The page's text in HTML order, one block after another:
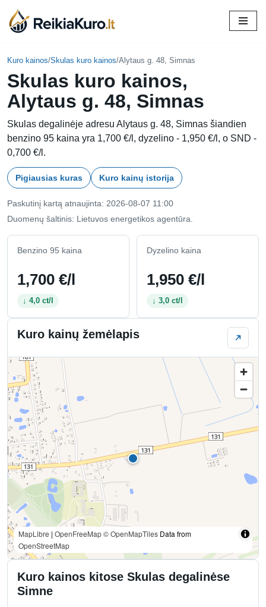
Skip
content
Kuro kainos/Skulas kuro kainos/Alytaus g. 48, Simnas
Skulas kuro kainos,
Alytaus g. 48, Simnas
Skulas degalinėje adresu Alytaus g. 48, Simnas šiandien
benzino 95 kaina yra 1,700 €/l, dyzelino - 1,950 €/l, o SND -
0,700 €/l.
Pigiausias kuras Kuro kainų istorija
Paskutinį kartą atnaujinta: 2026-08-07 11:00
Duomenų šaltinis: Lietuvos energetikos agentūra.
Benzino 95 kaina
1,700 €/l
↓ 4,0 ct/l
Dyzelino kaina
1,950 €/l
↓ 3,0 ct/l
Kuro kainų žemėlapis
MapLibre | OpenFreeMap© OpenMapTiles Data from
OpenStreetMap
Kuro kainos kitose Skulas degalinėse
Simne